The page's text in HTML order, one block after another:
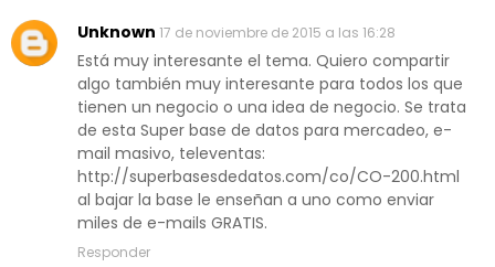
Unknown 17 de noviembre de 2015 a las 16:28
Está muy interesante el tema. Quiero compartir
algo también muy interesante para todos los que
tienen un negocio o una idea de negocio. Se trata
de esta Super base de datos para mercadeo, e-
mail masivo, televentas:
http://superbasesdedatos.com/co/CO-200.html
al bajar la base le enseñan a uno como enviar
miles de e-mails GRATIS.
Responder